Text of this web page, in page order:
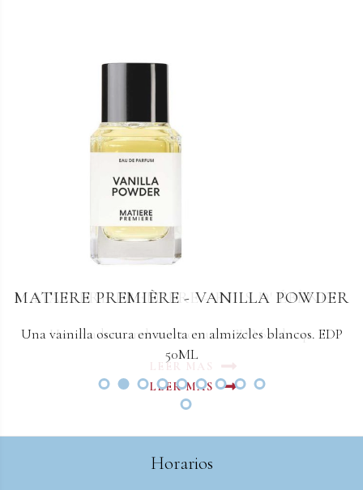
MATIERE PREMIÈRE - VANILLA POWDER
Una vainilla oscura envuelta en almizcles blancos. EDP
50ML
LEER MAS
MATIERE PREMIERE - BOIS D' ÉBÈNE
Una madera ambarina oscura. EDP 6 ml vap.
LEER MAS
Horarios